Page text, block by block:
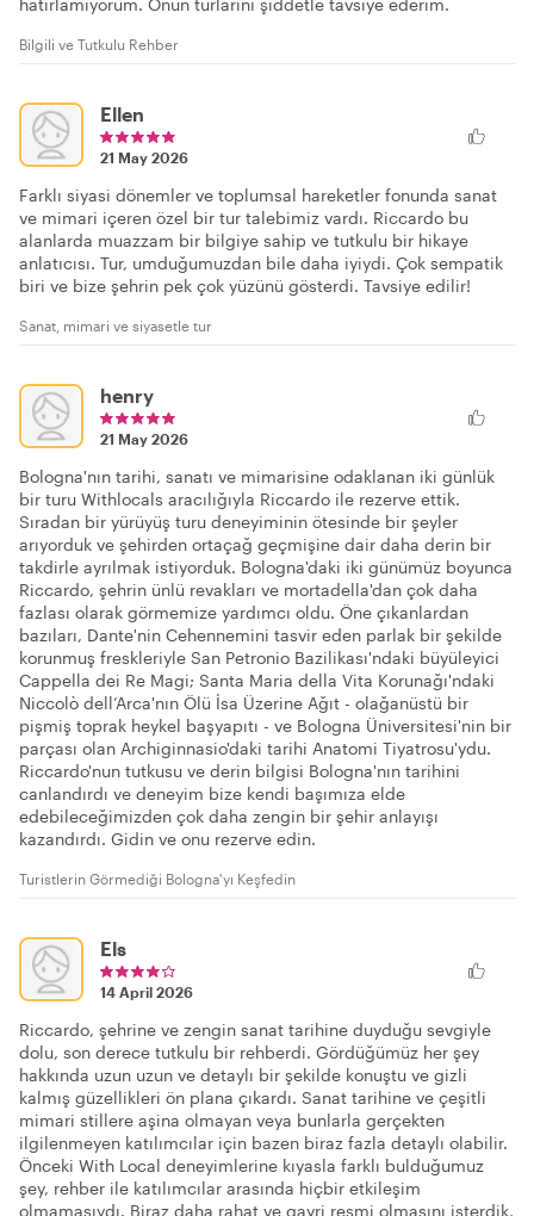
hatırlamıyorum. Onun turlarını şiddetle tavsiye ederim.
Bilgili ve Tutkulu Rehber
Ellen
21 May 2026
Farklı siyasi dönemler ve toplumsal hareketler fonunda sanat
ve mimari içeren özel bir tur talebimiz vardı. Riccardo bu
alanlarda muazzam bir bilgiye sahip ve tutkulu bir hikaye
anlatıcısı. Tur, umduğumuzdan bile daha iyiydi. Çok sempatik
biri ve bize şehrin pek çok yüzünü gösterdi. Tavsiye edilir!
Sanat, mimari ve siyasetle tur
henry
21 May 2026
Bologna'nın tarihi, sanatı ve mimarisine odaklanan iki günlük
bir turu Withlocals aracılığıyla Riccardo ile rezerve ettik.
Sıradan bir yürüyüş turu deneyiminin ötesinde bir şeyler
arıyorduk ve şehirden ortaçağ geçmişine dair daha derin bir
takdirle ayrılmak istiyorduk. Bologna'daki iki günümüz boyunca
Riccardo, şehrin ünlü revakları ve mortadella'dan çok daha
fazlası olarak görmemize yardımcı oldu. Öne çıkanlardan
bazıları, Dante'nin Cehennemini tasvir eden parlak bir şekilde
korunmuş freskleriyle San Petronio Bazilikası'ndaki büyüleyici
Cappella dei Re Magi; Santa Maria della Vita Korunağı'ndaki
Niccolò dell’Arca'nın Ölü İsa Üzerine Ağıt - olağanüstü bir
pişmiş toprak heykel başyapıtı - ve Bologna Üniversitesi'nin bir
parçası olan Archiginnasio'daki tarihi Anatomi Tiyatrosu'ydu.
Riccardo'nun tutkusu ve derin bilgisi Bologna'nın tarihini
canlandırdı ve deneyim bize kendi başımıza elde
edebileceğimizden çok daha zengin bir şehir anlayışı
kazandırdı. Gidin ve onu rezerve edin.
Turistlerin Görmediği Bologna'yı Keşfedin
Els
14 April 2026
Riccardo, şehrine ve zengin sanat tarihine duyduğu sevgiyle
dolu, son derece tutkulu bir rehberdi. Gördüğümüz her şey
hakkında uzun uzun ve detaylı bir şekilde konuştu ve gizli
kalmış güzellikleri ön plana çıkardı. Sanat tarihine ve çeşitli
mimari stillere aşina olmayan veya bunlarla gerçekten
ilgilenmeyen katılımcılar için bazen biraz fazla detaylı olabilir.
Önceki With Local deneyimlerine kıyasla farklı bulduğumuz
şey, rehber ile katılımcılar arasında hiçbir etkileşim
olmamasıydı. Biraz daha rahat ve gayri resmi olmasını isterdik,